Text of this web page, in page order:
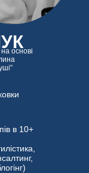
основі
в 10+